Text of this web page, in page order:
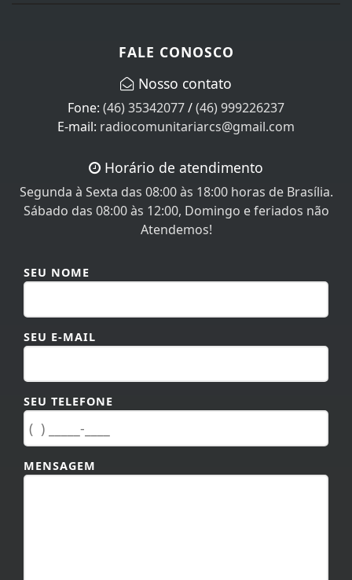
FALE CONOSCO
Nosso contato
Fone: (46) 35342077/(46) 999226237
E-mail: radiocomunitariarcs@gmail.com
Horário de atendimento
Segunda à Sexta das 08:00 às 18:00 horas de Brasília.
Sábado das 08:00 às 12:00, Domingo e feriados não
Atendemos!
SEU NOME
SEU E-MAIL
SEU TELEFONE
MENSAGEM